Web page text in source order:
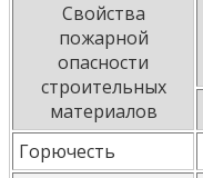
Свойства
пожарной
опасности
строительных
материалов
Горючесть